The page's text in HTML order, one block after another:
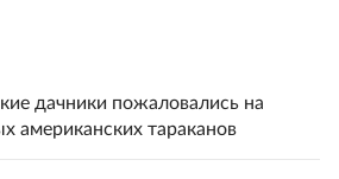
дачники пожаловались на
американских тараканов